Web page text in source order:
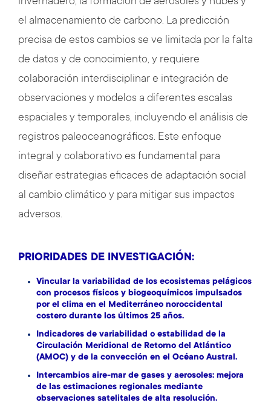
el almacenamiento de carbono. La predicción
precisa de estos cambios se ve limitada por la falta
de datos y de conocimiento, y requiere
colaboración interdisciplinar e integración de
observaciones y modelos a diferentes escalas
espaciales y temporales, incluyendo el análisis de
registros paleoceanográficos. Este enfoque
integral y colaborativo es fundamental para
diseñar estrategias eficaces de adaptación social
al cambio climático y para mitigar sus impactos
adversos.
PRIORIDADES DE INVESTIGACIÓN:
Vincular la variabilidad de los ecosistemas pelágicos
con procesos físicos y biogeoquímicos impulsados
por el clima en el Mediterráneo noroccidental
costero durante los últimos 25 años.
Indicadores de variabilidad o estabilidad de la
Circulación Meridional de Retorno del Atlántico
(AMOC) y de la convección en el Océano Austral.
Intercambios aire-mar de gases y aerosoles: mejora
de las estimaciones regionales mediante
observaciones satelitales de alta resolución.